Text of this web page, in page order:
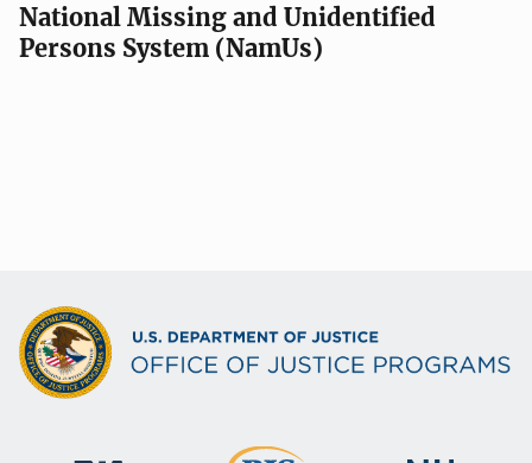
National Missing and Unidentified
Persons System (NamUs)